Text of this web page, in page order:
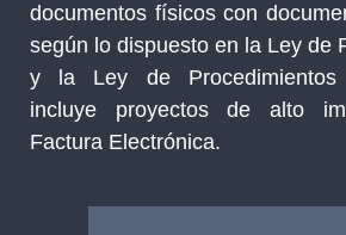
documentos físicos con
según lo dispuesto en la Ley de
y la Ley de Procedimientos
incluye proyectos de alto
Factura Electrónica.